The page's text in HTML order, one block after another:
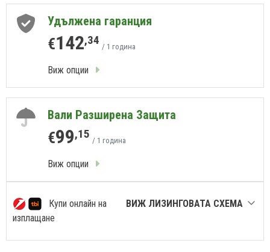
Удължена гаранция
€142,34 / 1 година
Виж опции
Вали Разширена Защита
€99,15 / 1 година
Виж опции
Купи онлайн на
изплащане
ВИЖ ЛИЗИНГОВАТА СХЕМА